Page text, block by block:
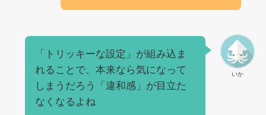
いか
「トリッキーな設定」が組み込ま
れることで、本来なら気になって
しまうだろう「違和感」が目立た
なくなるよね